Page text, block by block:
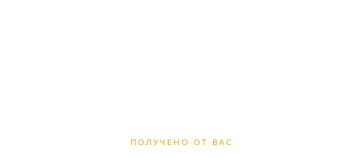
ПОЛУЧЕНО ОТ ВАС